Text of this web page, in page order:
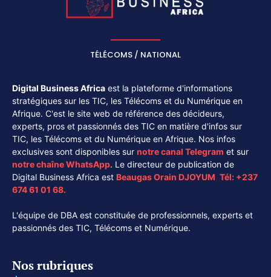
TÉLÉCOMS / NATIONAL
Digital Business Africa est la plateforme d'informations
stratégiques sur les TIC, les Télécoms et du Numérique en
Afrique. C'est le site web de référence des décideurs,
experts, pros et passionnés des TIC en matière d'infos sur
TIC, les Télécoms et du Numérique en Afrique. Nos infos
exclusives sont disponibles sur notre canal Telegram et sur
notre chaîneWhatsApp. Le directeur de publication de
Digital Business Africa est Beaugas Orain DJOYUM. Tél: +237
674 61 01 68.
L'équipe de DBA est constituée de professionnels, experts et
passionnés des TIC, Télécoms et Numérique.
Nos rubriques